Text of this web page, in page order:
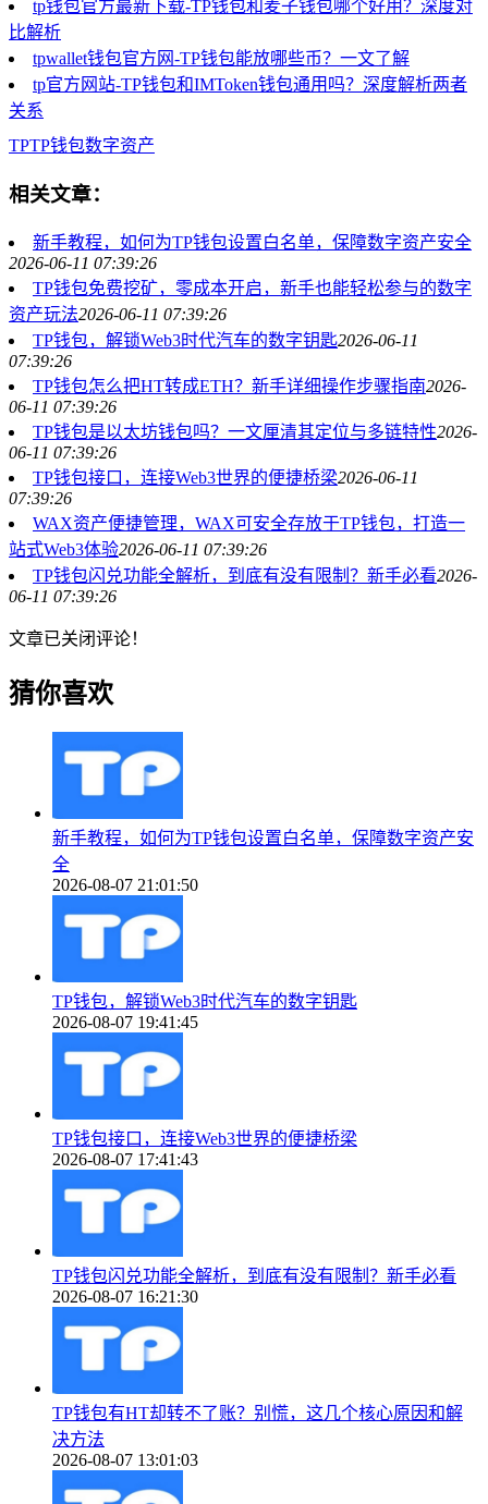
tp钱包官方最新下载-TP钱包和麦子钱包哪个好用？深度对
比解析
tpwallet钱包官方网-TP钱包能放哪些币？一文了解
tp官方网站-TP钱包和IMToken钱包通用吗？深度解析两者
关系
TPTP钱包数字资产
相关文章：
新手教程，如何为TP钱包设置白名单，保障数字资产安全
2026-06-11 07:39:26
TP钱包免费挖矿，零成本开启，新手也能轻松参与的数字
资产玩法2026-06-11 07:39:26
TP钱包，解锁Web3时代汽车的数字钥匙2026-06-11
07:39:26
TP钱包怎么把HT转成ETH？新手详细操作步骤指南2026-
06-11 07:39:26
TP钱包是以太坊钱包吗？一文厘清其定位与多链特性2026-
06-11 07:39:26
TP钱包接口，连接Web3世界的便捷桥梁2026-06-11
07:39:26
WAX资产便捷管理，WAX可安全存放于TP钱包，打造一
站式Web3体验2026-06-11 07:39:26
TP钱包闪兑功能全解析，到底有没有限制？新手必看2026-
06-11 07:39:26
文章已关闭评论！
猜你喜欢
新手教程，如何为TP钱包设置白名单，保障数字资产安
全
2026-08-07 21:01:50
TP钱包，解锁Web3时代汽车的数字钥匙
2026-08-07 19:41:45
TP钱包接口，连接Web3世界的便捷桥梁
2026-08-07 17:41:43
TP钱包闪兑功能全解析，到底有没有限制？新手必看
2026-08-07 16:21:30
TP钱包有HT却转不了账？别慌，这几个核心原因和解
决方法
2026-08-07 13:01:03